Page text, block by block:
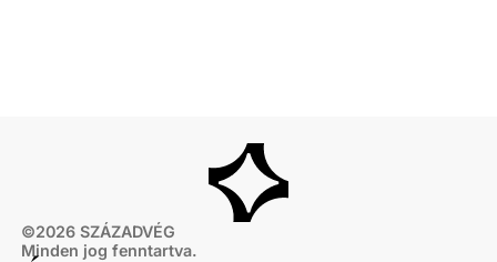
©2026 SZÁZADVÉG
Minden jog fenntartva.